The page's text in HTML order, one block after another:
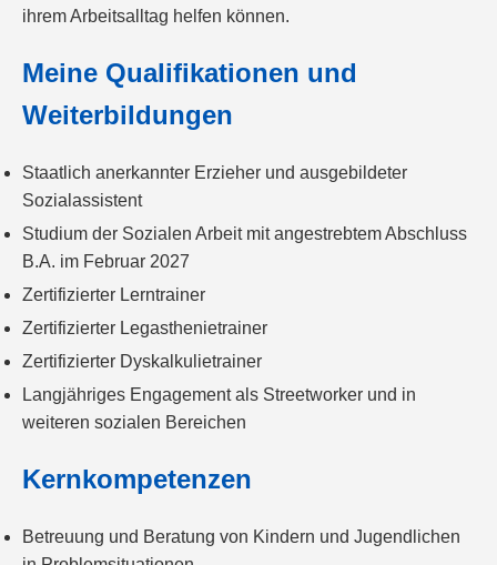
ihrem Arbeitsalltag helfen können.
Meine Qualifikationen und
Weiterbildungen
Staatlich anerkannter Erzieher und ausgebildeter
Sozialassistent
Studium der Sozialen Arbeit mit angestrebtem Abschluss
B.A. im Februar 2027
Zertifizierter Lerntrainer
Zertifizierter Legasthenietrainer
Zertifizierter Dyskalkulietrainer
Langjähriges Engagement als Streetworker und in
weiteren sozialen Bereichen
Kernkompetenzen
Betreuung und Beratung von Kindern und Jugendlichen